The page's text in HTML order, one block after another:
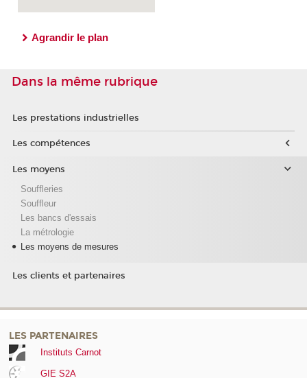
Agrandir le plan
Dans la même rubrique
Les prestations industrielles
Les compétences
Les moyens
Souffleries
Souffleur
Les bancs d'essais
La métrologie
Les moyens de mesures
Les clients et partenaires
LES PARTENAIRES
Instituts Carnot
GIE S2A